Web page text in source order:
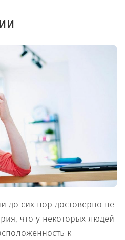
до сих пор достоверно не
что у некоторых людей
к